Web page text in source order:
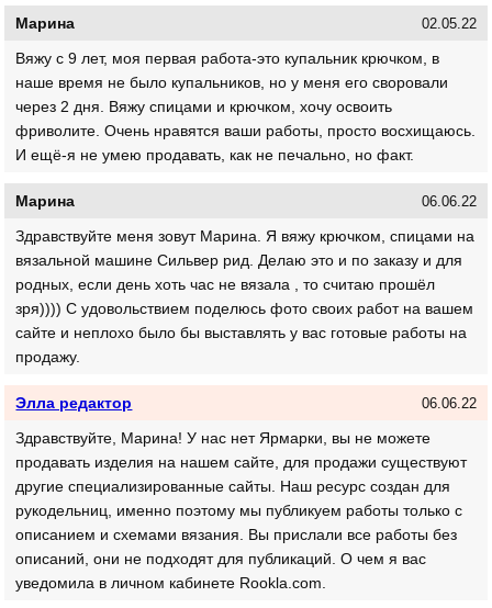
Марина 02.05.22
Вяжу с 9 лет, моя первая работа-это купальник крючком, в
наше время не было купальников, но у меня его своровали
через 2 дня. Вяжу спицами и крючком, хочу освоить
фриволите. Очень нравятся ваши работы, просто восхищаюсь.
И ещё-я не умею продавать, как не печально, но факт.
Марина 06.06.22
Здравствуйте меня зовут Марина. Я вяжу крючком, спицами на
вязальной машине Сильвер рид. Делаю это и по заказу и для
родных, если день хоть час не вязала , то считаю прошёл
зря)))) С удовольствием поделюсь фото своих работ на вашем
сайте и неплохо было бы выставлять у вас готовые работы на
продажу.
Элла редактор 06.06.22
Здравствуйте, Марина! У нас нет Ярмарки, вы не можете
продавать изделия на нашем сайте, для продажи существуют
другие специализированные сайты. Наш ресурс создан для
рукодельниц, именно поэтому мы публикуем работы только с
описанием и схемами вязания. Вы прислали все работы без
описаний, они не подходят для публикаций. О чем я вас
уведомила в личном кабинете Rookla.com.